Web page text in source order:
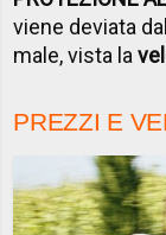
viene deviata
male, vista la
PREZZI E